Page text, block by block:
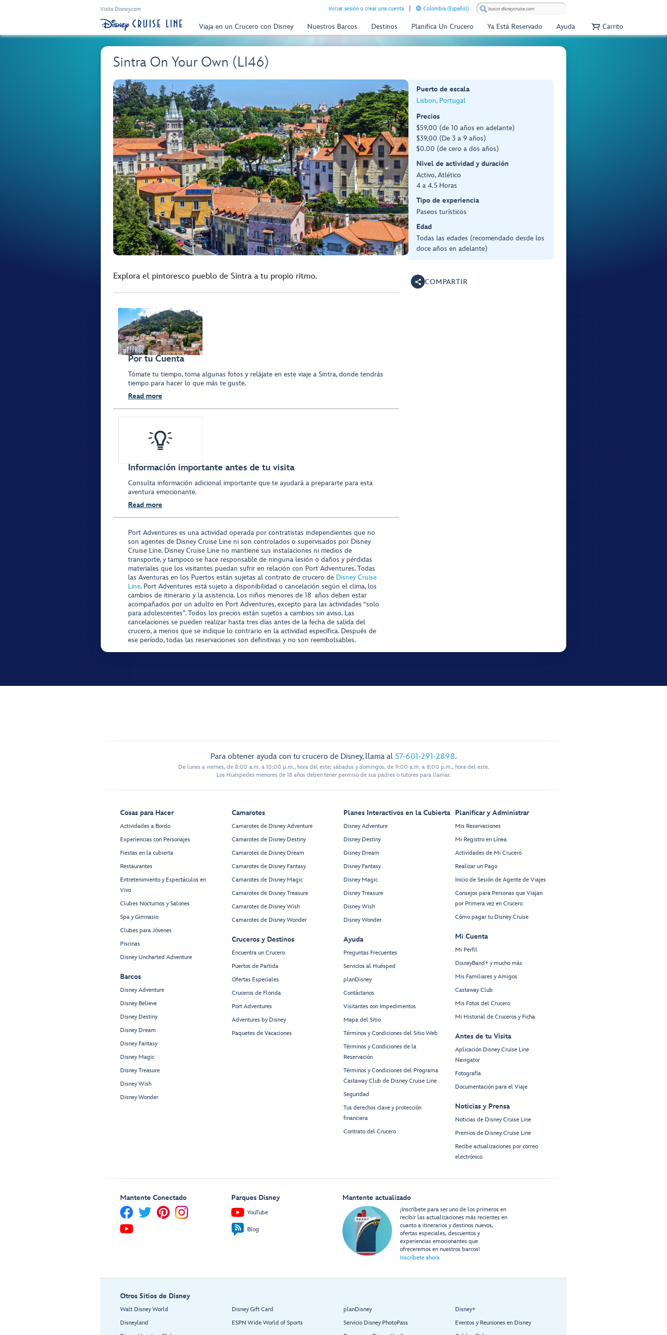
Visita Disney.com Iniciar sesión o crear una cuenta Colombia (Español)
Viaja en un Crucero con Disney Nuestros Barcos Destinos Planifica Un Crucero Ya Está Reservado Ayuda Carrito
Sintra On Your Own (LI46)
Puerto de escala
Lisbon, Portugal
Precios
$59,00 (de 10 años en adelante)
$39,00 (De 3 a 9 años)
$0.00 (de cero a dos años)
Nivel de actividad y duración
Activo, Atlético
4 a 4.5 Horas
Tipo de experiencia
Paseos turísticos
Edad
Todas las edades (recomendado desde los
doce años en adelante)
Explora el pintoresco pueblo de Sintra a tu propio ritmo.
Por tu Cuenta
Tómate tu tiempo, toma algunas fotos y relájate en este viaje a Sintra, donde tendrás
tiempo para hacer lo que más te guste.
Read more
Información importante antes de tu visita
Consulta información adicional importante que te ayudará a prepararte para esta
aventura emocionante.
Read more
Port Adventures es una actividad operada por contratistas independientes que no
son agentes de Disney Cruise Line ni son controlados o supervisados por Disney
Cruise Line. Disney Cruise Line no mantiene sus instalaciones ni medios de
transporte, y tampoco se hace responsable de ninguna lesión o daños y pérdidas
materiales que los visitantes puedan sufrir en relación con Port Adventures. Todas
las Aventuras en los Puertos están sujetas al contrato de crucero de Disney Cruise
Line. Port Adventures está sujeto a disponibilidad o cancelación según el clima, los
cambios de itinerario y la asistencia. Los niños menores de 18 años deben estar
acompañados por un adulto en Port Adventures, excepto para las actividades “solo
para adolescentes”. Todos los precios están sujetos a cambios sin aviso. Las
cancelaciones se pueden realizar hasta tres días antes de la fecha de salida del
crucero, a menos que se indique lo contrario en la actividad específica. Después de
ese período, todas las reservaciones son definitivas y no son reembolsables.
COMPARTIR
Para obtener ayuda con tu crucero de Disney, llama al 57-601-291-2898.
De lunes a viernes, de 8:00 a.m. a 10:00 p.m., hora del este; sábados y domingos, de 9:00 a.m. a 8:00 p.m., hora del este.
Los Huéspedes menores de 18 años deben tener permiso de sus padres o tutores para llamar.
Cosas para Hacer
Actividades a Bordo
Experiencias con Personajes
Fiestas en la cubierta
Restaurantes
Entretenimiento y Espectáculos en
Vivo
Clubes Nocturnos y Salones
Spa y Gimnasio
Clubes para Jóvenes
Piscinas
Disney Uncharted Adventure
Barcos
Disney Adventure
Disney Believe
Disney Destiny
Disney Dream
Disney Fantasy
Disney Magic
Disney Treasure
Disney Wish
Disney Wonder
Camarotes
Camarotes de Disney Adventure
Camarotes de Disney Destiny
Camarotes de Disney Dream
Camarotes de Disney Fantasy
Camarotes de Disney Magic
Camarotes de Disney Treasure
Camarotes de Disney Wish
Camarotes de Disney Wonder
Cruceros y Destinos
Encuentra un Crucero
Puertos de Partida
Ofertas Especiales
Cruceros de Florida
Port Adventures
Adventures by Disney
Paquetes de Vacaciones
Planes Interactivos en la Cubierta
Disney Adventure
Disney Destiny
Disney Dream
Disney Fantasy
Disney Magic
Disney Treasure
Disney Wish
Disney Wonder
Ayuda
Preguntas Frecuentes
Servicios al Huésped
planDisney
Contáctanos
Visitantes con Impedimentos
Mapa del Sitio
Términos y Condiciones del Sitio Web
Términos y Condiciones de la
Reservación
Términos y Condiciones del Programa
Castaway Club de Disney Cruise Line
Seguridad
Tus derechos clave y protección
financiera
Contrato del Crucero
Planificar y Administrar
Mis Reservaciones
Mi Registro en Línea
Actividades de Mi Crucero
Realizar un Pago
Inicio de Sesión de Agente de Viajes
Consejos para Personas que Viajan
por Primera vez en Crucero
Cómo pagar tu Disney Cruise
Mi Cuenta
Mi Perfil
DisneyBand+ y mucho más
Mis Familiares y Amigos
Castaway Club
Mis Fotos del Crucero
Mi Historial de Cruceros y Ficha
Antes de tu Visita
Aplicación Disney Cruise Line
Navigator
Fotografía
Documentación para el Viaje
Noticias y Prensa
Noticias de Disney Cruise Line
Premios de Disney Cruise Line
Recibe actualizaciones por correo
electrónico
Mantente Conectado Parques Disney
YouTube
Blog
Mantente actualizado
¡Inscríbete para ser uno de los primeros en
recibir las actualizaciones más recientes en
cuanto a itinerarios y destinos nuevos,
ofertas especiales, descuentos y
experiencias emocionantes que
ofreceremos en nuestros barcos!
Inscríbete ahora
Otros Sitios de Disney
Walt Disney World
Disneyland
Disney Gift Card
ESPN Wide World of Sports
planDisney
Servicio Disney PhotoPass
Disney+
Eventos y Reuniones en Disney